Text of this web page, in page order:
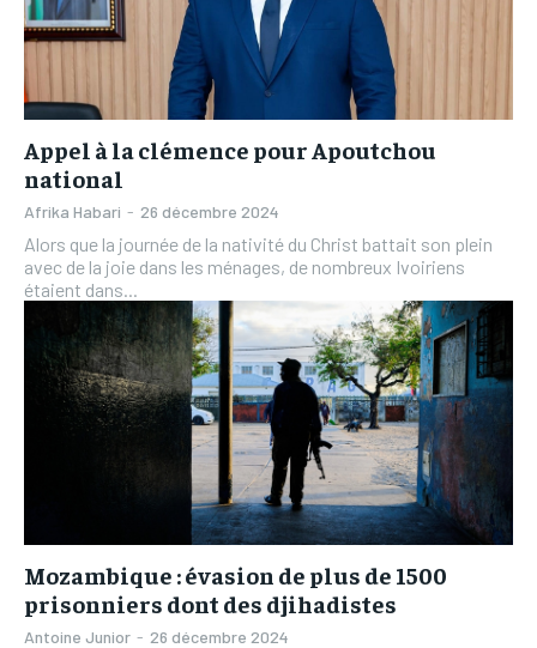
Appel à la clémence pour Apoutchou
national
Afrika Habari - 26 décembre 2024
Alors que la journée de la nativité du Christ battait son plein
avec de la joie dans les ménages, de nombreux Ivoiriens
étaient dans...
Mozambique : évasion de plus de 1500
prisonniers dont des djihadistes
Antoine Junior - 26 décembre 2024